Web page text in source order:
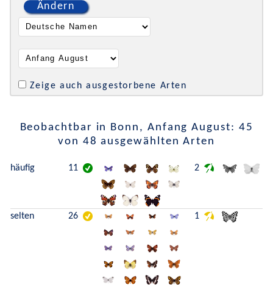
Ändern
Zeige auch ausgestorbene Arten
Beobachtbar in Bonn, Anfang August: 45
von 48 ausgewählten Arten
häufig 11 2
selten 26 1